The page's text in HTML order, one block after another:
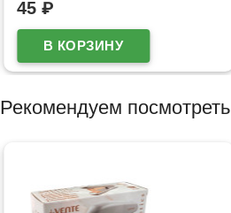
45 ₽
Рекомендуем посмотреть